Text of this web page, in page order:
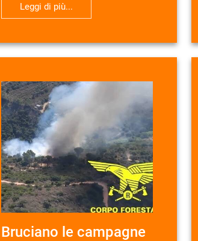
Leggi di più...
Bruciano le campagne